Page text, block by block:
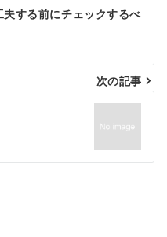
夫する前にチェックするべ
次の記事